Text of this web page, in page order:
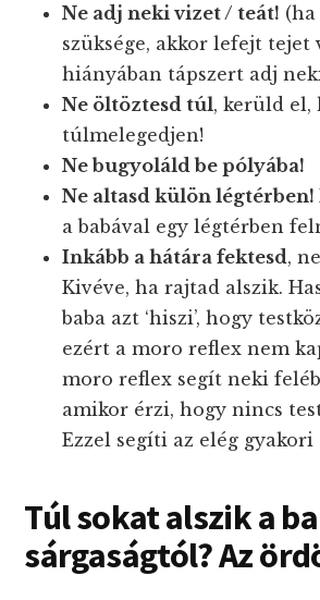
Ne adj neki vizet / teát!
szüksége, akkor lefejt tejet
hiányában tápszert adj
Ne öltöztesd túl, kerüld el,
túlmelegedjen!
Ne bugyoláld be pólyába!
Ne altasd külön légtérben!
a babával egy légtérben
Inkább a hátára fektesd,
Kivéve, ha rajtad alszik.
baba azt ‘hiszi’, hogy
ezért a moro reflex nem
moro reflex segít neki
amikor érzi, hogy nincs
Ezzel segíti az elég gyakori
Túl sokat alszika
sárgaságtól? Az